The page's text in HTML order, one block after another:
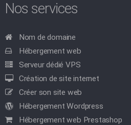
Nos services
Nom de domaine
Hébergement web
Serveur dédié VPS
Création de site internet
Créer son site web
Hébergement Wordpress
Hébergement web Prestashop